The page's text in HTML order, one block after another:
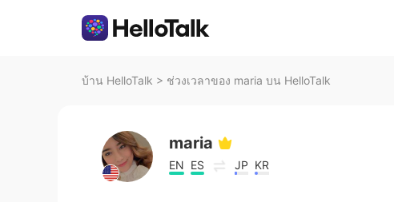
บ้าน HelloTalk > ช่วงเวลาของ maria บน HelloTalk
maria
EN ES JP KR